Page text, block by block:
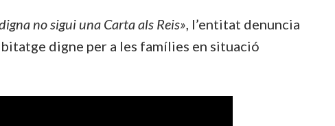
no sigui una Carta als Reis», l’entitat denuncia
digne per a les famílies en situació